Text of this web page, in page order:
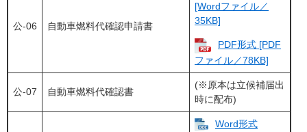
公-06 自動車燃料代確認申請書
[Wordファイル／
35KB]
PDF形式 [PDF
ファイル／78KB]
公-07 自動車燃料代確認書
(※原本は立候補届出
時に配布)​
Word形式